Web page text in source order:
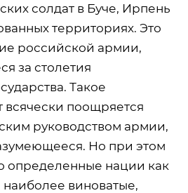
солдат в Буче, Ирпень
территориях. Это
российской армии,
за столетия
Такое
всячески поощряется
руководством армии,
Но при этом
определенные нации как
виноватые,